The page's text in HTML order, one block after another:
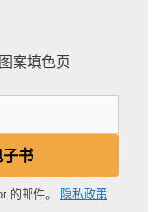
案填色页
书
的邮件。 隐私政策